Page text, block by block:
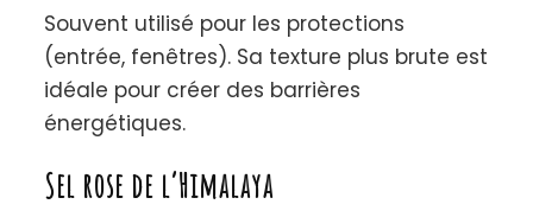
Souvent utilisé pour les protections
(entrée, fenêtres). Sa texture plus brute est
idéale pour créer des barrières
énergétiques.
Sel rose de l’Himalaya